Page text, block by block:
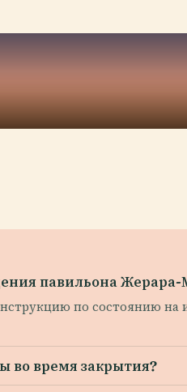
павильона Жерара-
по состоянию на
во время закрытия?